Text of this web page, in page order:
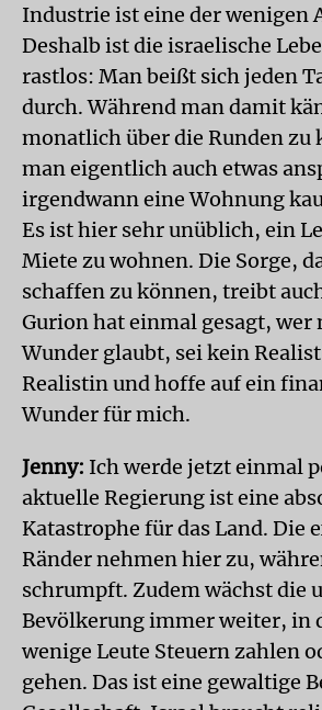
Industrie ist eine der wenigen
Deshalb ist die israelische
rastlos: Man beißt sich jeden
durch. Während man damit
monatlich über die Runden zu
man eigentlich auch etwas
irgendwann eine Wohnung
Es ist hier sehr unüblich, ein
Miete zu wohnen. Die Sorge,
schaffen zu können, treibt
Gurion hat einmal gesagt, wer
Wunder glaubt, sei kein
Realistin und hoffe auf ein
Wunder für mich.
Jenny: Ich werde jetzt einmal
aktuelle Regierung ist eine
Katastrophe für das Land. Die
Ränder nehmen hier zu,
schrumpft. Zudem wächst die
Bevölkerung immer weiter, in
wenige Leute Steuern zahlen
gehen. Das ist eine gewaltige